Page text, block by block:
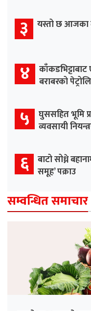
३ यस्तो छ आजका
४ बराबरको
५ घुससहित भूमि
व्यवसायी
६ बाटो सोध्ने
समूह’ पक्राउ
सम्वन्धित समाचार